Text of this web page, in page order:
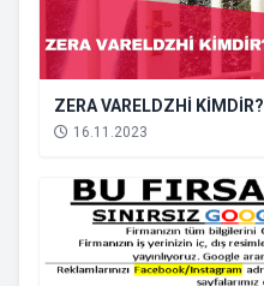
ZERA VARELDZHİ KİMDİR?
16.11.2023